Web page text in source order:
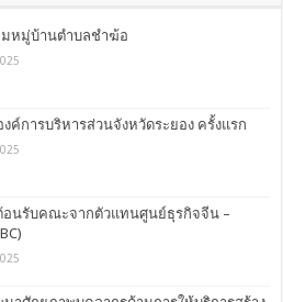
มหมู่บ้านตำบลชำฆ้อ
ค์การบริหารส่วนจังหวัดระยอง ครั้งแรก
อนรับคณะจากตัวแทนศูนย์ธุรกิจจีน –